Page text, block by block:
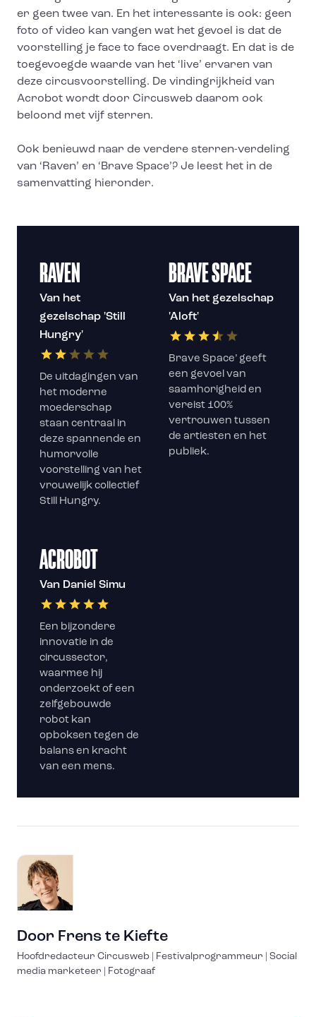
er geen twee van. En het interessante is ook: geen
foto of video kan vangen wat het gevoel is dat de
voorstelling je face to face overdraagt. En dat is de
toegevoegde waarde van het ‘live’ ervaren van
deze circusvoorstelling. De vindingrijkheid van
Acrobot wordt door Circusweb daarom ook
beloond met vijf sterren.
Ook benieuwd naar de verdere sterren-verdeling
van ‘Raven’ en ‘Brave Space’? Je leest het in de
samenvatting hieronder.
RAVEN
Van het
gezelschap 'Still
Hungry'
De uitdagingen van
het moderne
moederschap
staan centraal in
deze spannende en
humorvolle
voorstelling van het
vrouwelijk collectief
Still Hungry.
BRAVE SPACE
Van het gezelschap
'Aloft'
Brave Space’ geeft
een gevoel van
saamhorigheid en
vereist 100%
vertrouwen tussen
de artiesten en het
publiek.
ACROBOT
Van Daniel Simu
Een bijzondere
innovatie in de
circussector,
waarmee hij
onderzoekt of een
zelfgebouwde
robot kan
opboksen tegen de
balans en kracht
van een mens.
Door Frens te Kiefte
Hoofdredacteur Circusweb | Festivalprogrammeur | Social
media marketeer | Fotograaf